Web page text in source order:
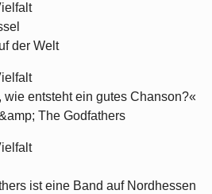
der Welt
wie entsteht ein gutes Chanson?«
The Godfathers
ist eine Band auf Nordhessen